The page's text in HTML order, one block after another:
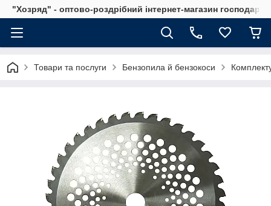
"Хозряд" - оптово-роздрібний інтернет-магазин
Товари та послуги Бензопила й бензокоси